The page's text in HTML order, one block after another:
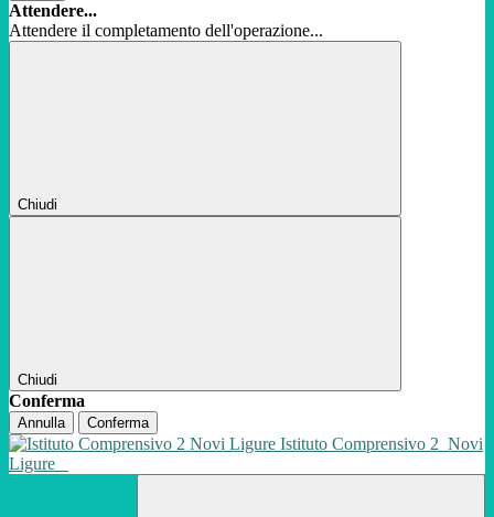
Attendere...
Attendere il completamento dell'operazione...
Chiudi
Chiudi
Conferma
Annulla Conferma
Istituto Comprensivo 2 Novi
Ligure